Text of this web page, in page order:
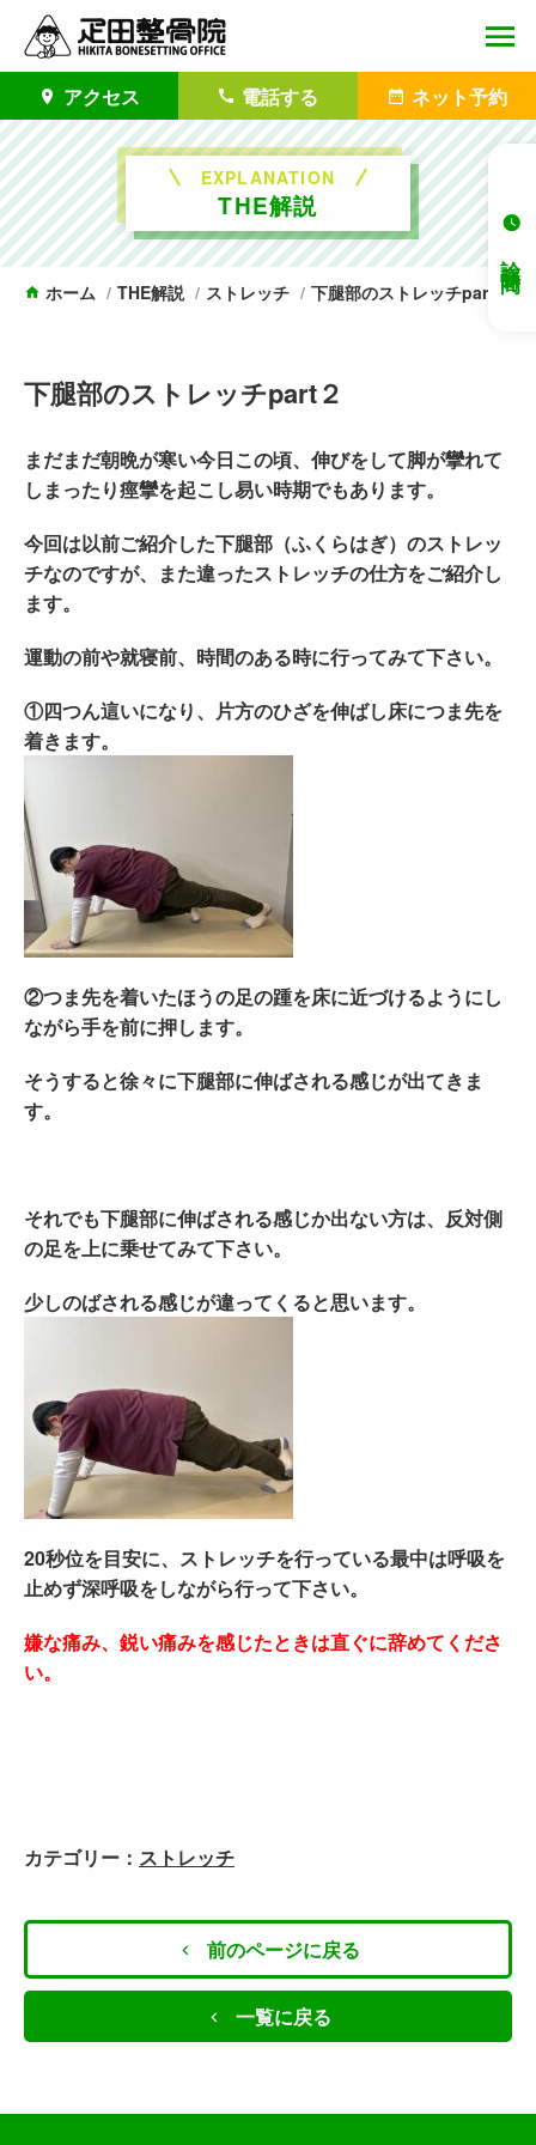
アクセス 電話する ネット予約
EXPLANATION
THE解説
ホーム THE解説 ストレッチ 下腿部のストレッチpart２
下腿部のストレッチpart２
まだまだ朝晩が寒い今日この頃、伸びをして脚が攣れて
しまったり痙攣を起こし易い時期でもあります。
今回は以前ご紹介した下腿部（ふくらはぎ）のストレッ
チなのですが、また違ったストレッチの仕方をご紹介し
ます。
運動の前や就寝前、時間のある時に行ってみて下さい。
①四つん這いになり、片方のひざを伸ばし床につま先を
着きます。
②つま先を着いたほうの足の踵を床に近づけるようにし
ながら手を前に押します。
そうすると徐々に下腿部に伸ばされる感じが出てきま
す。
それでも下腿部に伸ばされる感じか出ない方は、反対側
の足を上に乗せてみて下さい。
少しのばされる感じが違ってくると思います。
20秒位を目安に、ストレッチを行っている最中は呼吸を
止めず深呼吸をしながら行って下さい。
嫌な痛み、鋭い痛みを感じたときは直ぐに辞めてくださ
い。
カテゴリー： ストレッチ
前のページに戻る
一覧に戻る